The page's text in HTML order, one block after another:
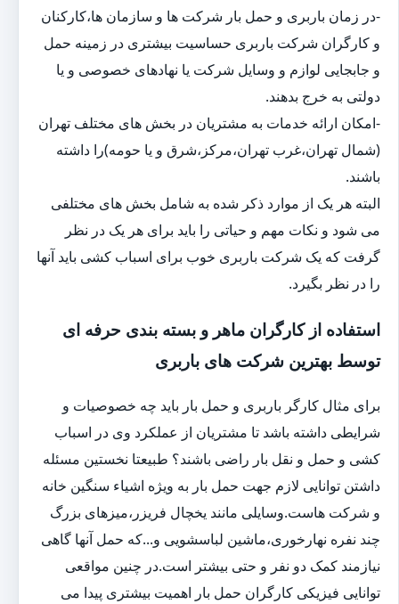
-در زمان باربری و حمل بار شرکت ها و سازمان ها،کارکنان
و کارگران شرکت باربری حساسیت بیشتری در زمینه حمل
و جابجایی لوازم و وسایل شرکت یا نهادهای خصوصی و یا
دولتی به خرج بدهند.
-امکان ارائه خدمات به مشتریان در بخش های مختلف تهران
(شمال تهران،غرب تهران،مرکز،شرق و یا حومه)را داشته
باشند.
البته هر یک از موارد ذکر شده به شامل بخش های مختلفی
می شود و نکات مهم و حیاتی را باید برای هر یک در نظر
گرفت که یک شرکت باربری خوب برای اسباب کشی باید آنها
را در نظر بگیرد.
استفاده از کارگران ماهر و بسته بندی حرفه ای
توسط بهترین شرکت های باربری
برای مثال کارگر باربری و حمل بار باید چه خصوصیات و
شرایطی داشته باشد تا مشتریان از عملکرد وی در اسباب
کشی و حمل و نقل بار راضی باشند؟ طبیعتا نخستین مسئله
داشتن توانایی لازم جهت حمل بار به ویژه اشیاء سنگین خانه
و شرکت هاست.وسایلی مانند یخچال فریزر،میزهای بزرگ
چند نفره نهارخوری،ماشین لباسشویی و...که حمل آنها گاهی
نیازمند کمک دو نفر و حتی بیشتر است.در چنین مواقعی
توانایی فیزیکی کارگران حمل بار اهمیت بیشتری پیدا می